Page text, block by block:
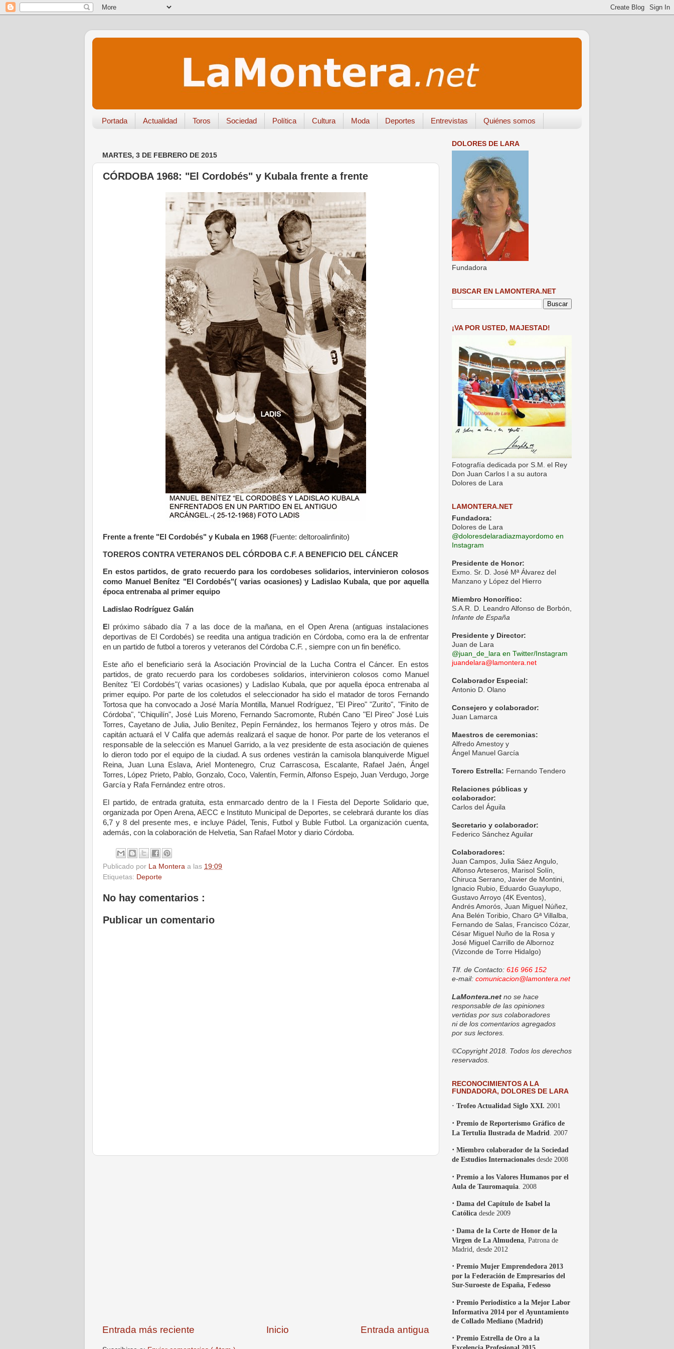
Portada Actualidad Toros Sociedad Política Cultura Moda Deportes Entrevistas Quiénes somos
MARTES, 3 DE FEBRERO DE 2015
CÓRDOBA 1968: "El Cordobés" y Kubala frente a frente
Frente a frente "El Cordobés" y Kubala en 1968 (Fuente: deltoroalinfinito)
TOREROS CONTRA VETERANOS DEL CÓRDOBA C.F. A BENEFICIO DEL CÁNCER
En estos partidos, de grato recuerdo para los cordobeses solidarios, intervinieron colosos
como Manuel Benítez "El Cordobés"( varias ocasiones) y Ladislao Kubala, que por aquella
época entrenaba al primer equipo
Ladislao Rodríguez Galán
E l próximo sábado día 7 a las doce de la mañana, en el Open Arena (antiguas instalaciones
deportivas de El Cordobés) se reedita una antigua tradición en Córdoba, como era la de enfrentar
en un partido de futbol a toreros y veteranos del Córdoba C.F. , siempre con un fin benéfico.
Este año el beneficiario será la Asociación Provincial de la Lucha Contra el Cáncer. En estos
partidos, de grato recuerdo para los cordobeses solidarios, intervinieron colosos como Manuel
Benítez "El Cordobés"( varias ocasiones) y Ladislao Kubala, que por aquella época entrenaba al
primer equipo. Por parte de los coletudos el seleccionador ha sido el matador de toros Fernando
Tortosa que ha convocado a José María Montilla, Manuel Rodríguez, "El Pireo" "Zurito", "Finito de
Córdoba", "Chiquilín", José Luis Moreno, Fernando Sacromonte, Rubén Cano "El Pireo" José Luis
Torres, Cayetano de Julia, Julio Benítez, Pepín Fernández, los hermanos Tejero y otros más. De
capitán actuará el V Califa que además realizará el saque de honor. Por parte de los veteranos el
responsable de la selección es Manuel Garrido, a la vez presidente de esta asociación de quienes
lo dieron todo por el equipo de la ciudad. A sus ordenes vestirán la camisola blanquiverde Miguel
Reina, Juan Luna Eslava, Ariel Montenegro, Cruz Carrascosa, Escalante, Rafael Jaén, Ángel
Torres, López Prieto, Pablo, Gonzalo, Coco, Valentín, Fermín, Alfonso Espejo, Juan Verdugo, Jorge
García y Rafa Fernández entre otros.
El partido, de entrada gratuita, esta enmarcado dentro de la I Fiesta del Deporte Solidario que,
organizada por Open Arena, AECC e Instituto Municipal de Deportes, se celebrará durante los días
6,7 y 8 del presente mes, e incluye Pádel, Tenis, Futbol y Buble Futbol. La organización cuenta,
además, con la colaboración de Helvetia, San Rafael Motor y diario Córdoba.
Publicado por La Montera a las 19:09
Etiquetas: Deporte
No hay comentarios :
Publicar un comentario
Entrada más reciente Entrada antigua
Inicio
DOLORES DE LARA
Fundadora
BUSCAR EN LAMONTERA.NET
¡VA POR USTED, MAJESTAD!
Fotografía dedicada por S.M. el Rey
Don Juan Carlos I a su autora
Dolores de Lara
LAMONTERA.NET
Fundadora:
Dolores de Lara
@doloresdelaradiazmayordomo en
Instagram
Presidente de Honor:
Exmo. Sr. D. José Mª Álvarez del
Manzano y López del Hierro
Miembro Honorífico:
S.A.R. D. Leandro Alfonso de Borbón,
Infante de España
Presidente y Director:
Juan de Lara
@juan_de_lara en Twitter/Instagram
juandelara@lamontera.net
Colaborador Especial:
Antonio D. Olano
Consejero y colaborador:
Juan Lamarca
Maestros de ceremonias:
Alfredo Amestoy y
Ángel Manuel García
Torero Estrella: Fernando Tendero
Relaciones públicas y
colaborador:
Carlos del Águila
Secretario y colaborador:
Federico Sánchez Aguilar
Colaboradores:
Juan Campos, Julia Sáez Angulo,
Alfonso Arteseros, Marisol Solín,
Chiruca Serrano, Javier de Montini,
Ignacio Rubio, Eduardo Guaylupo,
Gustavo Arroyo (4K Eventos),
Andrés Amorós, Juan Miguel Núñez,
Ana Belén Toribio, Charo Gª Villalba,
Fernando de Salas, Francisco Cózar,
César Miguel Nuño de la Rosa y
José Miguel Carrillo de Albornoz
(Vizconde de Torre Hidalgo)
Tlf. de Contacto: 616 966 152
e-mail: comunicacion@lamontera.net
LaMontera.net no se hace
responsable de las opiniones
vertidas por sus colaboradores
ni de los comentarios agregados
por sus lectores.
©Copyright 2018. Todos los derechos
reservados.
RECONOCIMIENTOS A LA
FUNDADORA, DOLORES DE LARA
· Trofeo Actualidad Siglo XXI. 2001
· Premio de Reporterismo Gráfico de
La Tertulia Ilustrada de Madrid . 2007
· Miembro colaborador de la Sociedad
de Estudios Internacionales desde 2008
· Premio a los Valores Humanos por el
Aula de Tauromaquia . 2008
· Dama del Capítulo de Isabel la
Católica desde 2009
· Dama de la Corte de Honor de la
Virgen de La Almudena , Patrona de
Madrid, desde 2012
· Premio Mujer Emprendedora 2013
por la Federación de Empresarios del
Sur-Suroeste de España, Fedesso
· Premio Periodístico a la Mejor Labor
Informativa 2014 por el Ayuntamiento
de Collado Mediano (Madrid)
· Premio Estrella de Oro a la